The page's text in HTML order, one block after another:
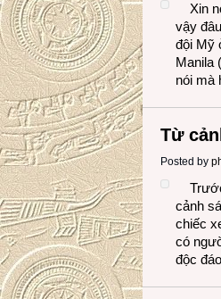
Xin
vậy
đội Mỹ
Manila
nói mà
Từ
Posted by
cảnh
chiếc
có
độc